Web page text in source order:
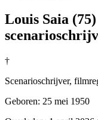
Louis Saia
†
Scenarioschrijver,
Geboren: 25 mei 1950